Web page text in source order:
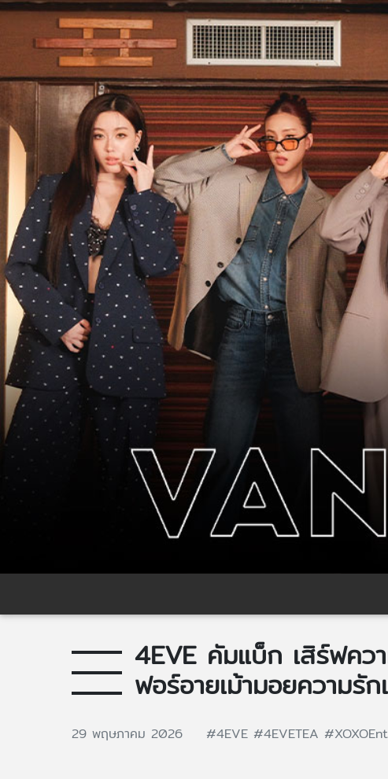
4EVE คัมแบ็ก เสิร์ฟคว
ฟอร์อายเม้ามอยความรั
29 พฤษภาคม 2026 #4EVE#4EVETEA